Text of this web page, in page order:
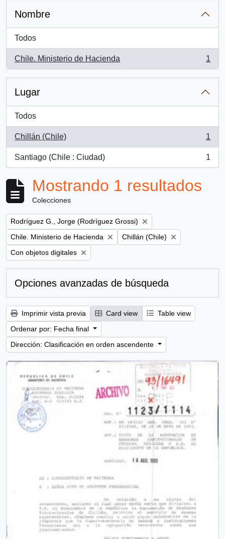
Nombre
Todos
Chile. Ministerio de Hacienda
, 1 resultados
1
Lugar
Todos
Chillán (Chile)
, 1 resultados
1
Santiago (Chile : Ciudad)
, 1 resultados
1
Mostrando 1 resultados
Colecciones
Remove filter:
Rodríguez G., Jorge (Rodríguez Grossi)
Remove filter:
Chile. Ministerio de Hacienda Remove filter:
Chillán (Chile)
Remove filter:
Con objetos digitales
Opciones avanzadas de búsqueda
Imprimir vista previa Card view
Table view
Ordenar por: Fecha final
Dirección: Clasificación en orden ascendente